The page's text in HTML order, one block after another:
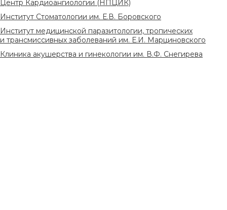
Центр Кардиоангиологии (НПЦИК)
Институт Стоматологии им. Е.В. Боровского
Институт медицинской паразитологии, тропических
и трансмиссивных заболеваний им. Е.И. Марциновского
Клиника акушерства и гинекологии им. В.Ф. Снегирева